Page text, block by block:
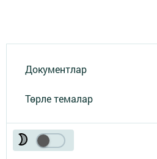
Документлар
Төрле темалар